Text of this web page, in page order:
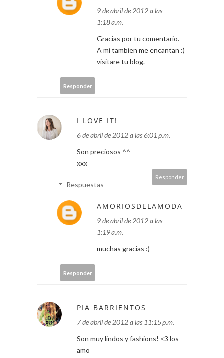
9 de abril de 2012 a las
1:18 a.m.
Gracias por tu comentario.
A mi tambien me encantan :)
visitare tu blog.
Responder
I LOVE IT!
6 de abril de 2012 a las 6:01 p.m.
Son preciosos ^^
xxx
Responder
Respuestas
AMORIOSDELAMODA
9 de abril de 2012 a las
1:19 a.m.
muchas gracias :)
Responder
PIA BARRIENTOS
7 de abril de 2012 a las 11:15 p.m.
Son muy lindos y fashions! <3 los
amo